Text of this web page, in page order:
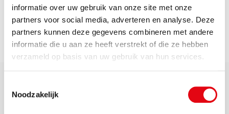
informatie over uw gebruik van onze site met onze
partners voor social media, adverteren en analyse. Deze
partners kunnen deze gegevens combineren met andere
informatie die u aan ze heeft verstrekt of die ze hebben
verzameld op basis van uw gebruik van hun services.
Noodzakelijk
Meer nieuws